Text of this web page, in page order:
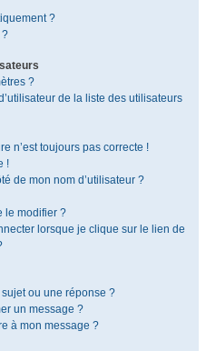
?
?
?
de la liste des utilisateurs
n’est toujours pas correcte !
!
de mon nom d’utilisateur ?
le modifier ?
lorsque je clique sur le lien de
ou une réponse ?
un message ?
à mon message ?